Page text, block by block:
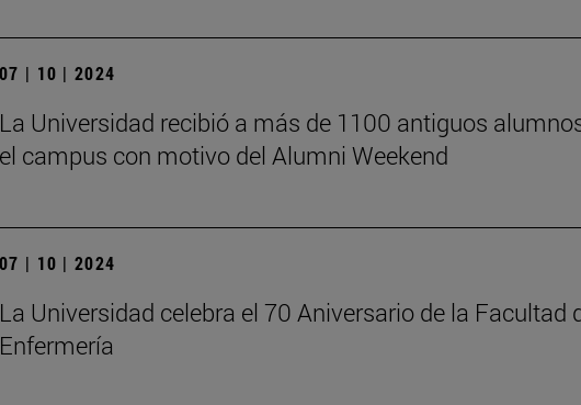
07 | 10 | 2024
La Universidad recibió a más de 1100 antiguos
el campus con motivo del Alumni Weekend
07 | 10 | 2024
La Universidad celebra el 70 Aniversario de la Facultad
Enfermería